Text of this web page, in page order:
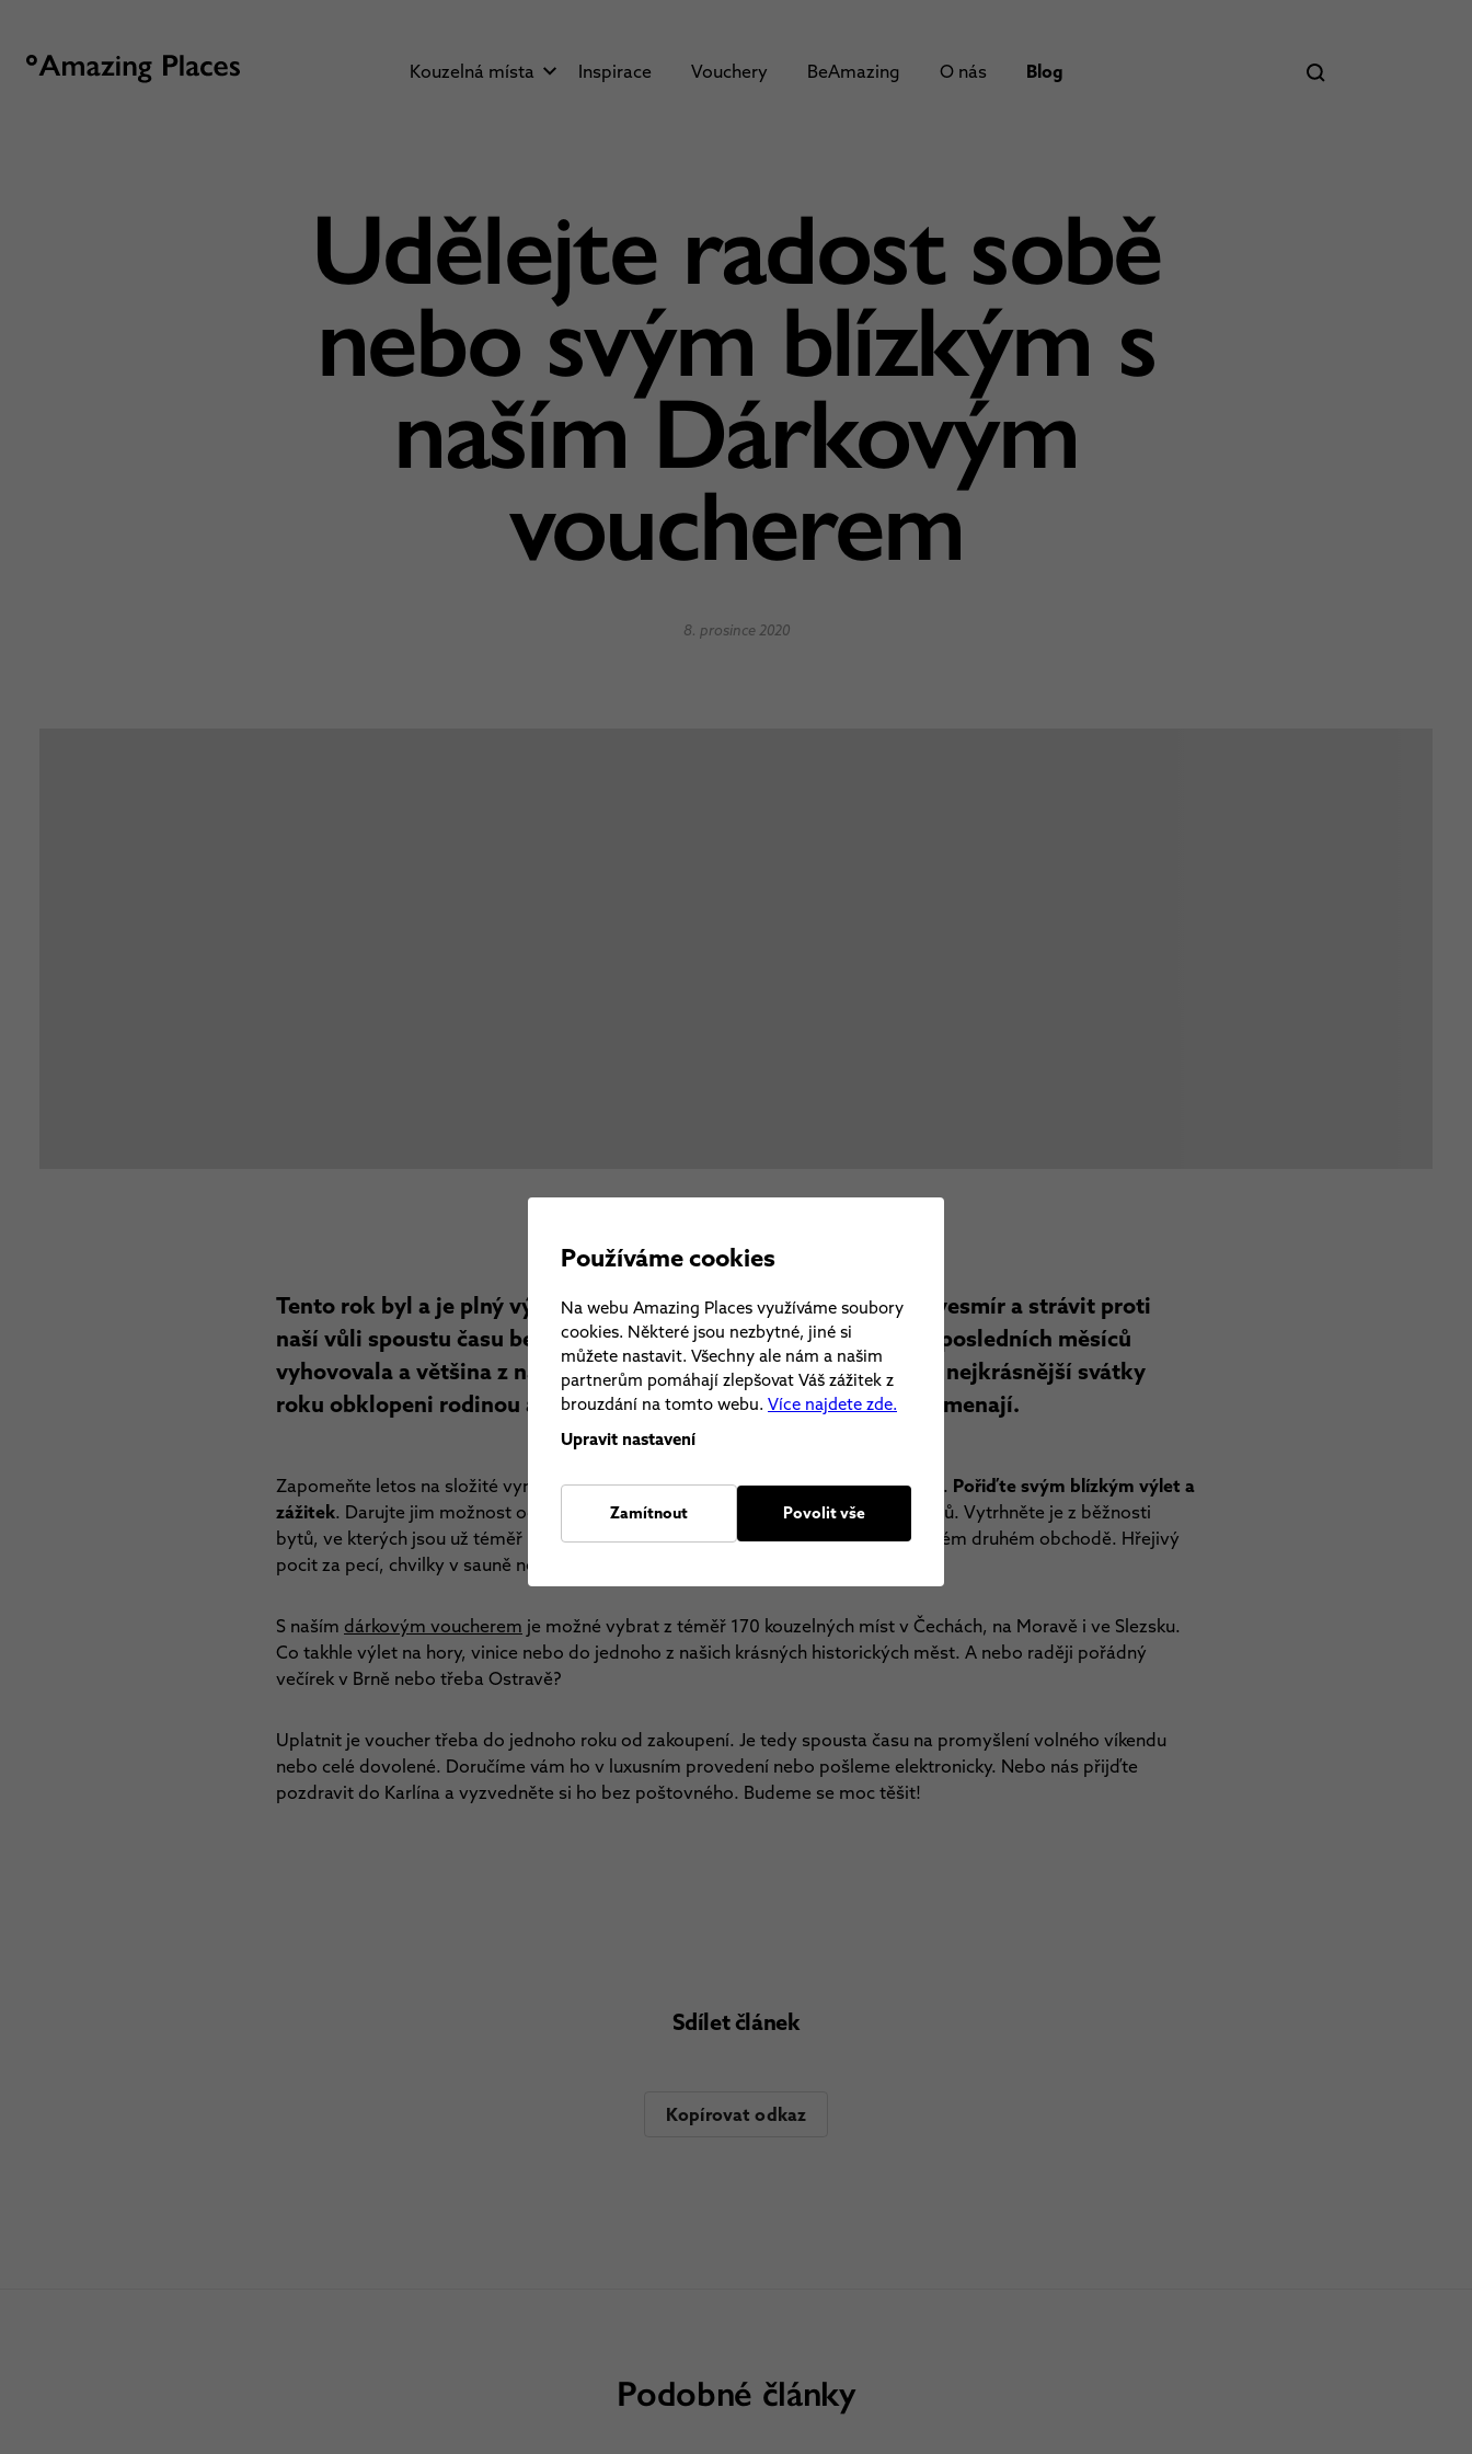
Kouzelná místa Inspirace Vouchery BeAmazing O nás Blog
Udělejte radost sobě
nebo svým blízkým s
naším Dárkovým
voucherem
8. prosince 2020
Tento rok byl a je plný výzev. Donutil nás zpomalit, zmenšit náš vesmír a strávit proti
naší vůli spoustu času bez našich nejbližších. Málokomu situace posledních měsíců
vyhovovala a většina z nás netouží po ničem jiném, než být na ty nejkrásnější svátky
roku obklopeni rodinou a přáteli a dokázat jim, kolik pro nás znamenají.
Zapomeňte letos na složité vymýšlení dárků a trávení hodin na různých e-shopech. Pořiďte svým blízkým výlet a
zážitek. Darujte jim možnost odpočinout si od stresu a nejistoty posledních měsíců. Vytrhněte je z běžnosti
bytů, ve kterých jsou už téměř rok zavření. Dejte jim to, co si sami nepořídí v každém druhém obchodě. Hřejivý
pocit za pecí, chvilky v sauně nebo vířivce nebo třeba noc strávenou na stromě.
S naším dárkovým voucherem je možné vybrat z téměř 170 kouzelných míst v Čechách, na Moravě i ve Slezsku.
Co takhle výlet na hory, vinice nebo do jednoho z našich krásných historických měst. A nebo raději pořádný
večírek v Brně nebo třeba Ostravě?
Uplatnit je voucher třeba do jednoho roku od zakoupení. Je tedy spousta času na promyšlení volného víkendu
nebo celé dovolené. Doručíme vám ho v luxusním provedení nebo pošleme elektronicky. Nebo nás přijďte
pozdravit do Karlína a vyzvedněte si ho bez poštovného. Budeme se moc těšit!
Sdílet článek
Kopírovat odkaz
Podobné články
Používáme cookies
Na webu Amazing Places využíváme soubory
cookies. Některé jsou nezbytné, jiné si
můžete nastavit. Všechny ale nám a našim
partnerům pomáhají zlepšovat Váš zážitek z
brouzdání na tomto webu. Více najdete zde.
Upravit nastavení
Zamítnout Povolit vše